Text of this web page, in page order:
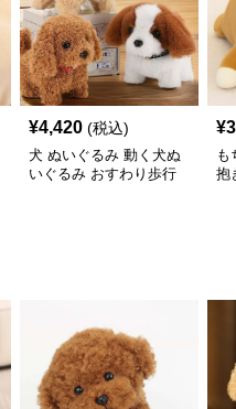
¥4,420 (税込)
犬 ぬいぐるみ 動く犬ぬ
いぐるみ おすわり歩行
¥
も
抱